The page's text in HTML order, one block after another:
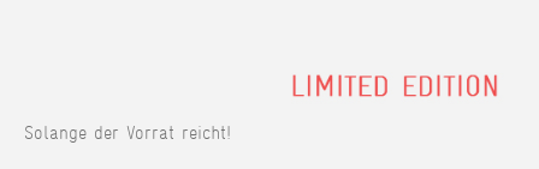
Solange der Vorrat reicht!